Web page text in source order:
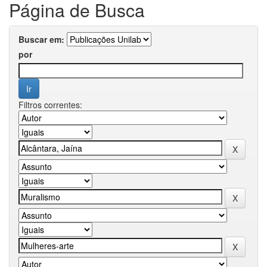
Página de Busca
Buscar em:
por
Filtros correntes: